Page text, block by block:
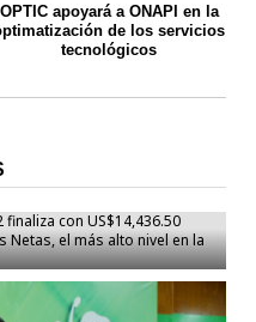
OPTIC apoyará a ONAPI en la
de los servicios
tecnológicos
Internacionales